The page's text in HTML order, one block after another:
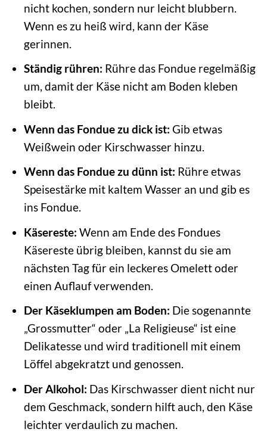
nicht kochen, sondern nur leicht blubbern.
Wenn es zu heiß wird, kann der Käse
gerinnen.
Ständig rühren: Rühre das Fondue regelmäßig
um, damit der Käse nicht am Boden kleben
bleibt.
Wenn das Fondue zu dick ist: Gib etwas
Weißwein oder Kirschwasser hinzu.
Wenn das Fondue zu dünn ist: Rühre etwas
Speisestärke mit kaltem Wasser an und gib es
ins Fondue.
Käsereste: Wenn am Ende des Fondues
Käsereste übrig bleiben, kannst du sie am
nächsten Tag für ein leckeres Omelett oder
einen Auflauf verwenden.
Der Käseklumpen am Boden: Die sogenannte
„Grossmutter“ oder „La Religieuse“ ist eine
Delikatesse und wird traditionell mit einem
Löffel abgekratzt und genossen.
Der Alkohol: Das Kirschwasser dient nicht nur
dem Geschmack, sondern hilft auch, den Käse
leichter verdaulich zu machen.